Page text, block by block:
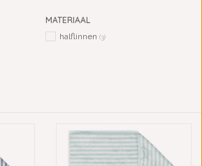
MATERIAAL
halflinnen (3)